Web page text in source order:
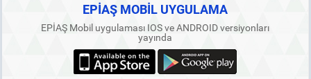
EPİAŞ MOBİL UYGULAMA
EPİAŞ Mobil uygulaması IOS ve ANDROID versiyonları
yayında